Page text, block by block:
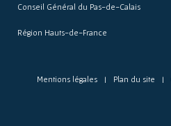
Conseil Général du Pas-de-Calais
Région Hauts-de-France
Mentions légales Plan du site